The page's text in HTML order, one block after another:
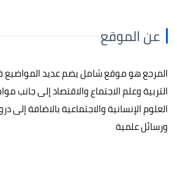
عن الموقع
المرجع هو موقع شامل يضم عديد
التربية وعلم الاجتماع والاقتصاد إلى
العلوم الإنسانية والاجتماعية بالاضافة
ورسائل علمية